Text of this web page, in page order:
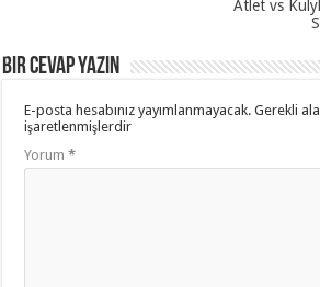
Atlet vs
Bir cevap yazın
E-posta hesabınız yayımlanmayacak. Gerekli
işaretlenmişlerdir
Yorum*